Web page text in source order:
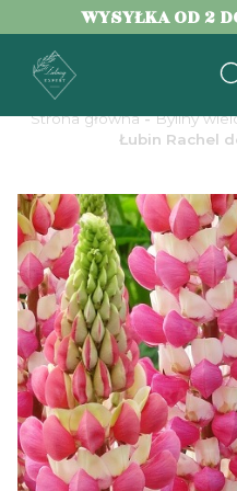
WYSYŁKA OD 2
Strona główna-Byliny
Łubin Rachel